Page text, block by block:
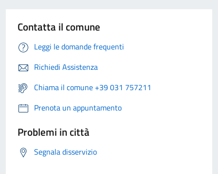
Contatta il comune
Leggi le domande frequenti
Richiedi Assistenza
Chiama il comune +39 031 757211
Prenota un appuntamento
Problemi in città
Segnala disservizio